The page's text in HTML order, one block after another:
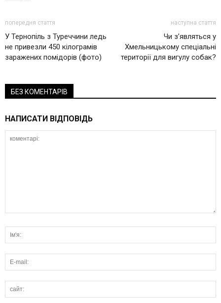
попередня стаття
У Тернопіль з Туреччини ледь
не привезли 450 кілограмів
заражених помідорів (фото)
наступна стаття
Чи з’являться у
Хмельницькому спеціальні
території для вигулу собак?
БЕЗ КОМЕНТАРІВ
НАПИСАТИ ВІДПОВІДЬ